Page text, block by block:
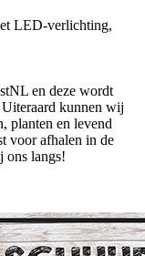
LED-verlichting,
en deze wordt
kunnen wij
planten en levend
voor afhalen in de
ons langs!